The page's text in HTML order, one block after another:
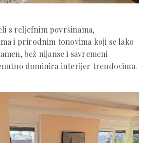
s reljefnim površinama,
i prirodnim tonovima koji se lako
bež nijanse i savremeni
dominira interijer trendovima.